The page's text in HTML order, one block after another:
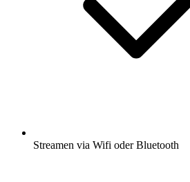
Streamen via Wifi oder Bluetooth